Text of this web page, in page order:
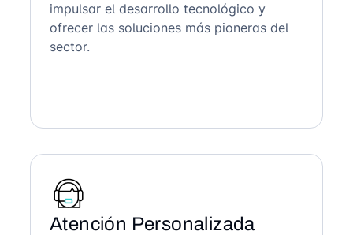
impulsar el desarrollo tecnológico y
ofrecer las soluciones más pioneras del
sector.
Atención Personalizada